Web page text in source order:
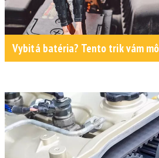
Vybitá batéria? Tento trik vám